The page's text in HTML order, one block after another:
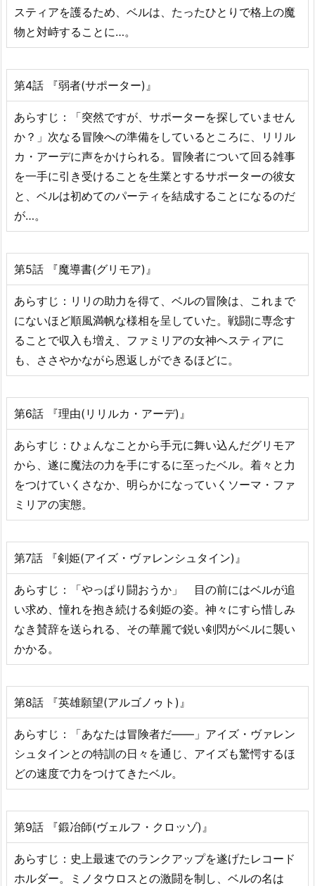
スティアを護るため、ベルは、たったひとりで格上の魔
物と対峙することに…。
第4話 『弱者(サポーター)』
あらすじ：「突然ですが、サポーターを探していません
か？」次なる冒険への準備をしているところに、リリル
カ・アーデに声をかけられる。冒険者について回る雑事
を一手に引き受けることを生業とするサポーターの彼女
と、ベルは初めてのパーティを結成することになるのだ
が…。
第5話 『魔導書(グリモア)』
あらすじ：リリの助力を得て、ベルの冒険は、これまで
にないほど順風満帆な様相を呈していた。戦闘に専念す
ることで収入も増え、ファミリアの女神ヘスティアに
も、ささやかながら恩返しができるほどに。
第6話 『理由(リリルカ・アーデ)』
あらすじ：ひょんなことから手元に舞い込んだグリモア
から、遂に魔法の力を手にするに至ったベル。着々と力
をつけていくさなか、明らかになっていくソーマ・ファ
ミリアの実態。
第7話 『剣姫(アイズ・ヴァレンシュタイン)』
あらすじ：「やっぱり闘おうか」 目の前にはベルが追
い求め、憧れを抱き続ける剣姫の姿。神々にすら惜しみ
なき賛辞を送られる、その華麗で鋭い剣閃がベルに襲い
かかる。
第8話 『英雄願望(アルゴノゥト)』
あらすじ：「あなたは冒険者だ――」アイズ・ヴァレン
シュタインとの特訓の日々を通じ、アイズも驚愕するほ
どの速度で力をつけてきたベル。
第9話 『鍛冶師(ヴェルフ・クロッゾ)』
あらすじ：史上最速でのランクアップを遂げたレコード
ホルダー。ミノタウロスとの激闘を制し、ベルの名は